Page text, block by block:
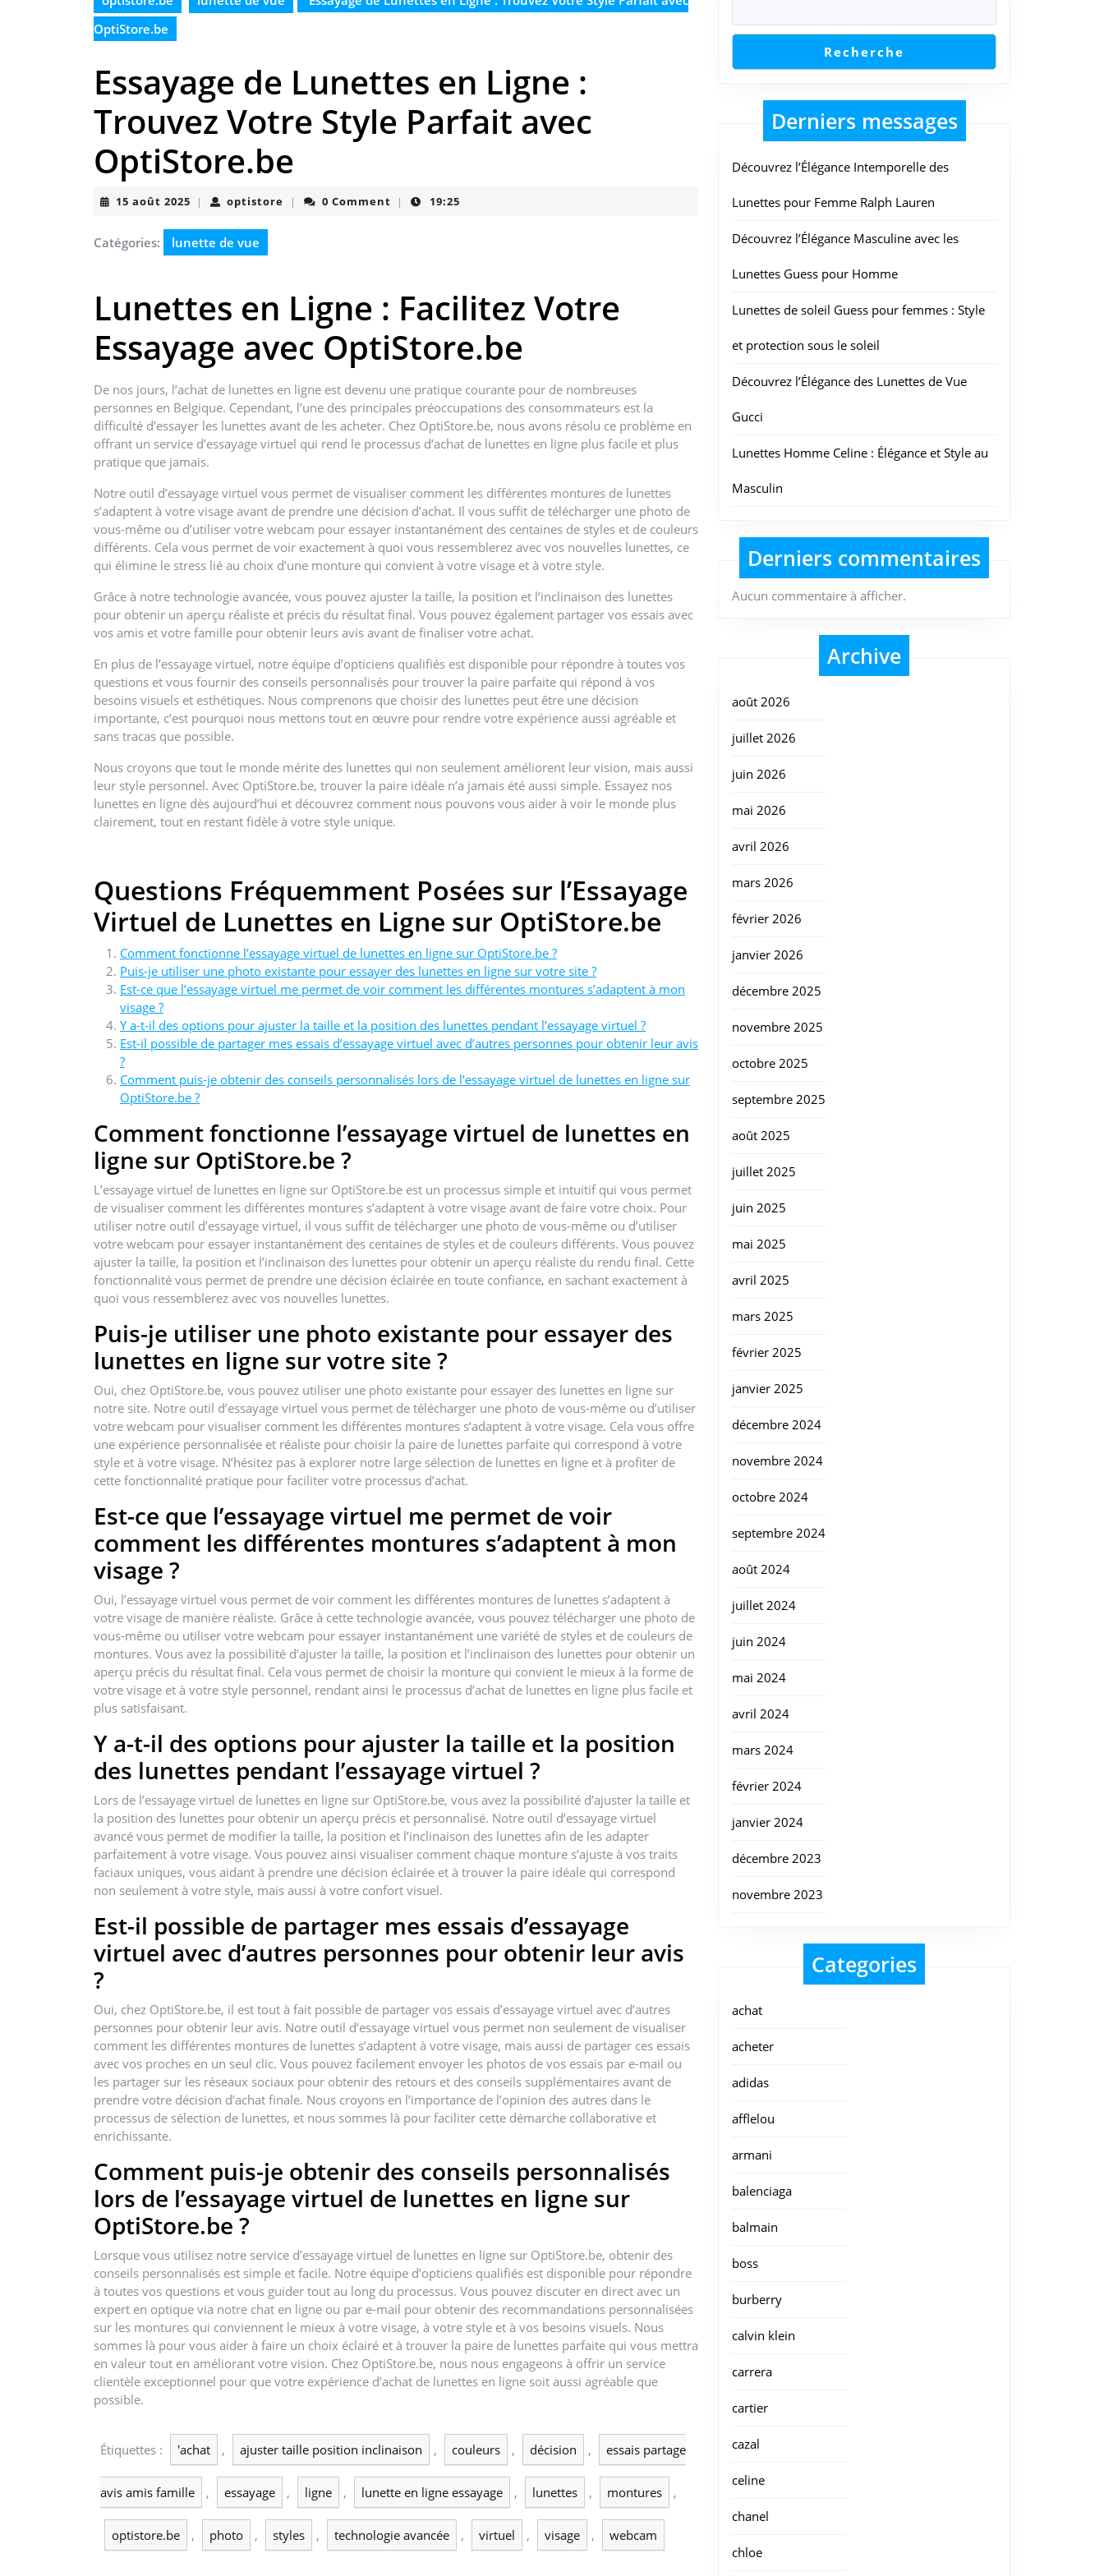
OptiStore.be
Essayage de Lunettes en Ligne :
Trouvez Votre Style Parfait avec
OptiStore.be
15 août 2025 15
2025
| optistore optistore
| 0 Comment | 19:25
Catégories: lunette de vue
Lunettes en Ligne : Facilitez Votre
Essayage avec OptiStore.be
De nos jours, l’achat de lunettes en ligne est devenu une pratique courante pour de nombreuses
personnes en Belgique. Cependant, l’une des principales préoccupations des consommateurs est la
difficulté d’essayer les lunettes avant de les acheter. Chez OptiStore.be, nous avons résolu ce problème en
offrant un service d’essayage virtuel qui rend le processus d’achat de lunettes en ligne plus facile et plus
pratique que jamais.
Notre outil d’essayage virtuel vous permet de visualiser comment les différentes montures de lunettes
s’adaptent à votre visage avant de prendre une décision d’achat. Il vous suffit de télécharger une photo de
vous-même ou d’utiliser votre webcam pour essayer instantanément des centaines de styles et de couleurs
différents. Cela vous permet de voir exactement à quoi vous ressemblerez avec vos nouvelles lunettes, ce
qui élimine le stress lié au choix d’une monture qui convient à votre visage et à votre style.
Grâce à notre technologie avancée, vous pouvez ajuster la taille, la position et l’inclinaison des lunettes
pour obtenir un aperçu réaliste et précis du résultat final. Vous pouvez également partager vos essais avec
vos amis et votre famille pour obtenir leurs avis avant de finaliser votre achat.
En plus de l’essayage virtuel, notre équipe d’opticiens qualifiés est disponible pour répondre à toutes vos
questions et vous fournir des conseils personnalisés pour trouver la paire parfaite qui répond à vos
besoins visuels et esthétiques. Nous comprenons que choisir des lunettes peut être une décision
importante, c’est pourquoi nous mettons tout en œuvre pour rendre votre expérience aussi agréable et
sans tracas que possible.
Nous croyons que tout le monde mérite des lunettes qui non seulement améliorent leur vision, mais aussi
leur style personnel. Avec OptiStore.be, trouver la paire idéale n’a jamais été aussi simple. Essayez nos
lunettes en ligne dès aujourd’hui et découvrez comment nous pouvons vous aider à voir le monde plus
clairement, tout en restant fidèle à votre style unique.
Questions Fréquemment Posées sur l’Essayage
Virtuel de Lunettes en Ligne sur OptiStore.be
Comment fonctionne l’essayage virtuel de lunettes en ligne sur OptiStore.be ?
Puis-je utiliser une photo existante pour essayer des lunettes en ligne sur votre site ?
Est-ce que l’essayage virtuel me permet de voir comment les différentes montures s’adaptent à mon
visage ?
Y a-t-il des options pour ajuster la taille et la position des lunettes pendant l’essayage virtuel ?
Est-il possible de partager mes essais d’essayage virtuel avec d’autres personnes pour obtenir leur avis
?
Comment puis-je obtenir des conseils personnalisés lors de l’essayage virtuel de lunettes en ligne sur
OptiStore.be ?
Comment fonctionne l’essayage virtuel de lunettes en
ligne sur OptiStore.be ?
L’essayage virtuel de lunettes en ligne sur OptiStore.be est un processus simple et intuitif qui vous permet
de visualiser comment les différentes montures s’adaptent à votre visage avant de faire votre choix. Pour
utiliser notre outil d’essayage virtuel, il vous suffit de télécharger une photo de vous-même ou d’utiliser
votre webcam pour essayer instantanément des centaines de styles et de couleurs différents. Vous pouvez
ajuster la taille, la position et l’inclinaison des lunettes pour obtenir un aperçu réaliste du rendu final. Cette
fonctionnalité vous permet de prendre une décision éclairée en toute confiance, en sachant exactement à
quoi vous ressemblerez avec vos nouvelles lunettes.
Puis-je utiliser une photo existante pour essayer des
lunettes en ligne sur votre site ?
Oui, chez OptiStore.be, vous pouvez utiliser une photo existante pour essayer des lunettes en ligne sur
notre site. Notre outil d’essayage virtuel vous permet de télécharger une photo de vous-même ou d’utiliser
votre webcam pour visualiser comment les différentes montures s’adaptent à votre visage. Cela vous offre
une expérience personnalisée et réaliste pour choisir la paire de lunettes parfaite qui correspond à votre
style et à votre visage. N’hésitez pas à explorer notre large sélection de lunettes en ligne et à profiter de
cette fonctionnalité pratique pour faciliter votre processus d’achat.
Est-ce que l’essayage virtuel me permet de voir
comment les différentes montures s’adaptent à mon
visage ?
Oui, l’essayage virtuel vous permet de voir comment les différentes montures de lunettes s’adaptent à
votre visage de manière réaliste. Grâce à cette technologie avancée, vous pouvez télécharger une photo de
vous-même ou utiliser votre webcam pour essayer instantanément une variété de styles et de couleurs de
montures. Vous avez la possibilité d’ajuster la taille, la position et l’inclinaison des lunettes pour obtenir un
aperçu précis du résultat final. Cela vous permet de choisir la monture qui convient le mieux à la forme de
votre visage et à votre style personnel, rendant ainsi le processus d’achat de lunettes en ligne plus facile et
plus satisfaisant.
Y a-t-il des options pour ajuster la taille et la position
des lunettes pendant l’essayage virtuel ?
Lors de l’essayage virtuel de lunettes en ligne sur OptiStore.be, vous avez la possibilité d’ajuster la taille et
la position des lunettes pour obtenir un aperçu précis et personnalisé. Notre outil d’essayage virtuel
avancé vous permet de modifier la taille, la position et l’inclinaison des lunettes afin de les adapter
parfaitement à votre visage. Vous pouvez ainsi visualiser comment chaque monture s’ajuste à vos traits
faciaux uniques, vous aidant à prendre une décision éclairée et à trouver la paire idéale qui correspond
non seulement à votre style, mais aussi à votre confort visuel.
Est-il possible de partager mes essais d’essayage
virtuel avec d’autres personnes pour obtenir leur avis
?
Oui, chez OptiStore.be, il est tout à fait possible de partager vos essais d’essayage virtuel avec d’autres
personnes pour obtenir leur avis. Notre outil d’essayage virtuel vous permet non seulement de visualiser
comment les différentes montures de lunettes s’adaptent à votre visage, mais aussi de partager ces essais
avec vos proches en un seul clic. Vous pouvez facilement envoyer les photos de vos essais par e-mail ou
les partager sur les réseaux sociaux pour obtenir des retours et des conseils supplémentaires avant de
prendre votre décision d’achat finale. Nous croyons en l’importance de l’opinion des autres dans le
processus de sélection de lunettes, et nous sommes là pour faciliter cette démarche collaborative et
enrichissante.
Comment puis-je obtenir des conseils personnalisés
lors de l’essayage virtuel de lunettes en ligne sur
OptiStore.be ?
Lorsque vous utilisez notre service d’essayage virtuel de lunettes en ligne sur OptiStore.be, obtenir des
conseils personnalisés est simple et facile. Notre équipe d’opticiens qualifiés est disponible pour répondre
à toutes vos questions et vous guider tout au long du processus. Vous pouvez discuter en direct avec un
expert en optique via notre chat en ligne ou par e-mail pour obtenir des recommandations personnalisées
sur les montures qui conviennent le mieux à votre visage, à votre style et à vos besoins visuels. Nous
sommes là pour vous aider à faire un choix éclairé et à trouver la paire de lunettes parfaite qui vous mettra
en valeur tout en améliorant votre vision. Chez OptiStore.be, nous nous engageons à offrir un service
clientèle exceptionnel pour que votre expérience d’achat de lunettes en ligne soit aussi agréable que
possible.
Étiquettes : 'achat , ajuster taille position inclinaison , couleurs , décision , essais partage
avis amis famille , essayage , ligne , lunette en ligne essayage , lunettes , montures ,
optistore.be , photo , styles , technologie avancée , virtuel , visage , webcam
Recherche
Derniers messages
Découvrez l’Élégance Intemporelle des
Lunettes pour Femme Ralph Lauren
Découvrez l’Élégance Masculine avec les
Lunettes Guess pour Homme
Lunettes de soleil Guess pour femmes : Style
et protection sous le soleil
Découvrez l’Élégance des Lunettes de Vue
Gucci
Lunettes Homme Celine : Élégance et Style au
Masculin
Derniers commentaires
Aucun commentaire à afficher.
Archive
août 2026
juillet 2026
juin 2026
mai 2026
avril 2026
mars 2026
février 2026
janvier 2026
décembre 2025
novembre 2025
octobre 2025
septembre 2025
août 2025
juillet 2025
juin 2025
mai 2025
avril 2025
mars 2025
février 2025
janvier 2025
décembre 2024
novembre 2024
octobre 2024
septembre 2024
août 2024
juillet 2024
juin 2024
mai 2024
avril 2024
mars 2024
février 2024
janvier 2024
décembre 2023
novembre 2023
Categories
achat
acheter
adidas
afflelou
armani
balenciaga
balmain
boss
burberry
calvin klein
carrera
cartier
cazal
celine
chanel
chloe